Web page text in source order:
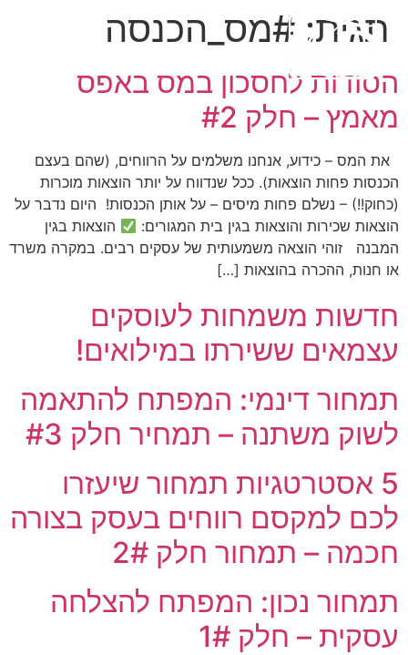
תגית: #מס_הכנסה
הסודות לחסכון במס באפס
מאמץ – חלק #2
את המס – כידוע, אנחנו משלמים על הרווחים, (שהם בעצם
הכנסות פחות הוצאות). ככל שנדווח על יותר הוצאות מוכרות
(כחוק!!) – נשלם פחות מיסים – על אותן הכנסות! היום נדבר על
הוצאות שכירות והוצאות בגין בית המגורים:
הוצאות בגין
המבנה זוהי הוצאה משמעותית של עסקים רבים. במקרה משרד
או חנות, ההכרה בהוצאות […]
חדשות משמחות לעוסקים
עצמאים ששירתו במילואים!
תמחור דינמי: המפתח להתאמה
לשוק משתנה – תמחיר חלק #3
5 אסטרטגיות תמחור שיעזרו
לכם למקסם רווחים בעסק בצורה
חכמה – תמחור חלק 2#
תמחור נכון: המפתח להצלחה
עסקית – חלק 1#